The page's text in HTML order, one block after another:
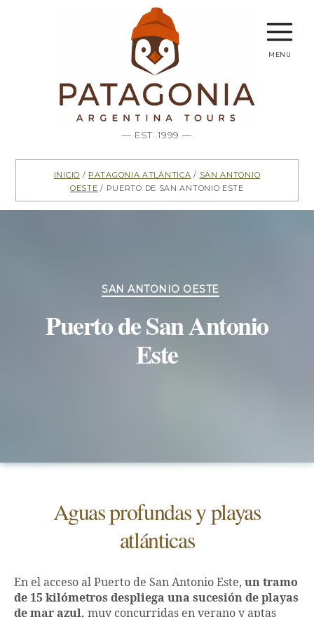
— EST. 1999 —
menu
Inicio / Patagonia Atlántica / San Antonio
Oeste / Puerto de San Antonio Este
Categorías
SAN ANTONIO OESTE
Puerto de San Antonio
Este
Aguas profundas y playas
atlánticas
En el acceso al Puerto de San Antonio Este, un tramo
de 15 kilómetros despliega una sucesión de playas
de mar azul, muy concurridas en verano y aptas